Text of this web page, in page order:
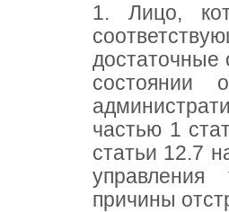
1. Лицо,
достаточные
состоянии
частью 1
статьи 12.7
причины